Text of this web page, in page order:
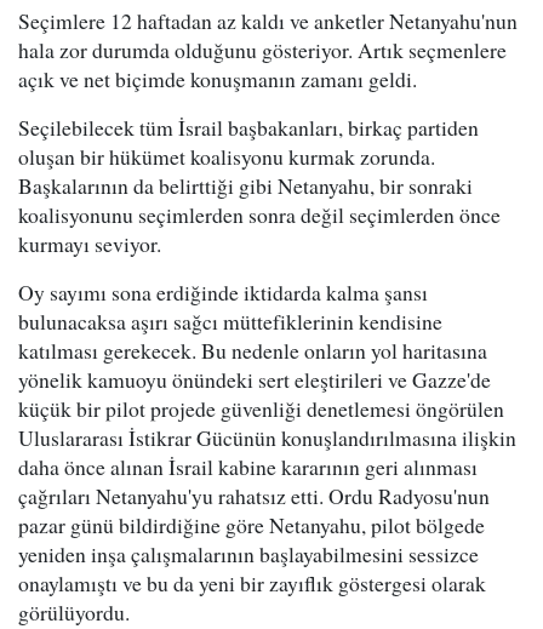
Seçimlere 12 haftadan az kaldı ve anketler Netanyahu'nun
hala zor durumda olduğunu gösteriyor. Artık seçmenlere
açık ve net biçimde konuşmanın zamanı geldi.
Seçilebilecek tüm İsrail başbakanları, birkaç partiden
oluşan bir hükümet koalisyonu kurmak zorunda.
Başkalarının da belirttiği gibi Netanyahu, bir sonraki
koalisyonunu seçimlerden sonra değil seçimlerden önce
kurmayı seviyor.
Oy sayımı sona erdiğinde iktidarda kalma şansı
bulunacaksa aşırı sağcı müttefiklerinin kendisine
katılması gerekecek. Bu nedenle onların yol haritasına
yönelik kamuoyu önündeki sert eleştirileri ve Gazze'de
küçük bir pilot projede güvenliği denetlemesi öngörülen
Uluslararası İstikrar Gücünün konuşlandırılmasına ilişkin
daha önce alınan İsrail kabine kararının geri alınması
çağrıları Netanyahu'yu rahatsız etti. Ordu Radyosu'nun
pazar günü bildirdiğine göre Netanyahu, pilot bölgede
yeniden inşa çalışmalarının başlayabilmesini sessizce
onaylamıştı ve bu da yeni bir zayıflık göstergesi olarak
görülüyordu.